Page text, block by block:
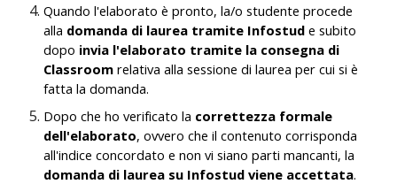
Quando l'elaborato è pronto, la/o studenteprocede
alla domanda di laurea tramite Infostud e subito
dopo invia l'elaborato tramite la consegna di
Classroom relativa alla sessione di laurea per cui si è
fatta la domanda.
Dopo che ho verificato la correttezza formale
dell'elaborato, ovvero che il contenuto corrisponda
all'indice concordato e non vi siano parti mancanti, la
domanda di laurea su Infostud viene accettata.